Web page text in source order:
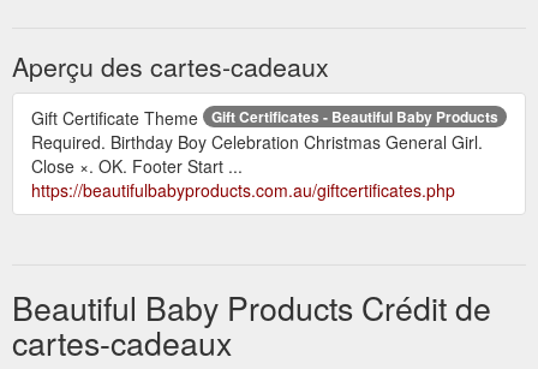
Aperçu des cartes-cadeaux
Gift Certificates - Beautiful Baby Products
Gift Certificate Theme
Required. Birthday Boy Celebration Christmas General Girl.
Close ×. OK. Footer Start ...
https://beautifulbabyproducts.com.au/giftcertificates.php
Beautiful Baby Products Crédit de
cartes-cadeaux